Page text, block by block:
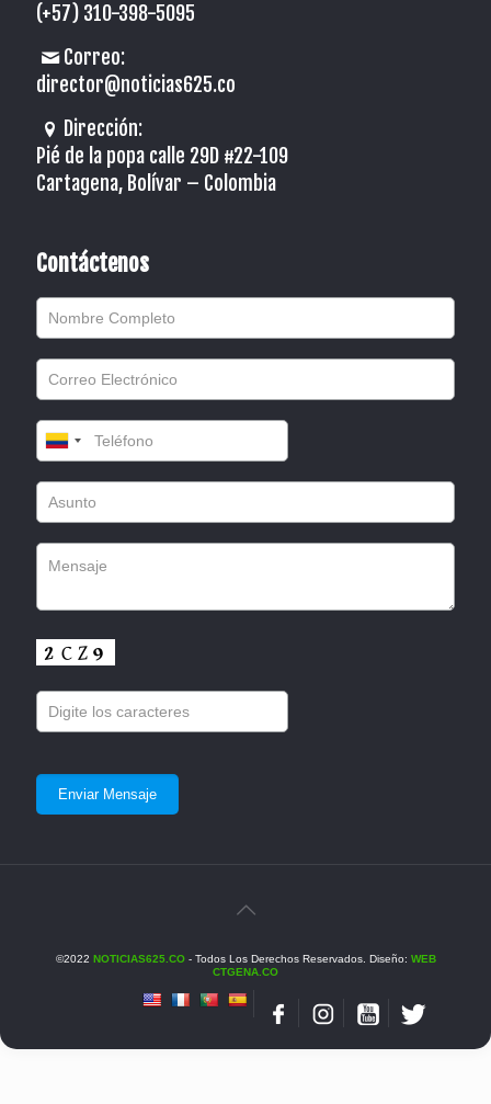
(+57) 310-398-5095
Correo:
director@noticias625.co
Dirección:
Pié de la popa calle 29D #22-109
Cartagena, Bolívar – Colombia
Contáctenos
©2022 NOTICIAS625.CO- Todos Los Derechos Reservados. Diseño: WEB
CTGENA.CO